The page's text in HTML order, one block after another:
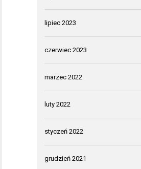
lipiec 2023
czerwiec 2023
marzec 2022
luty 2022
styczeń 2022
grudzień 2021